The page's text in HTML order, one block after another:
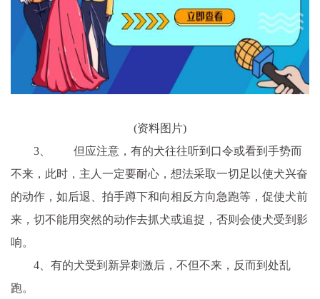
(资料图片)
3、 但应注意，有的犬往往听到口令或看到手势而
不来，此时，主人一定要耐心，想法采取一切足以使犬兴奋
的动作，如后退、拍手蹲下和向相反方向急跑等，促使犬前
来，切不能用突然的动作去抓犬或追捉，否则会使犬受到影
响。
4、有的犬受到新异刺激后，不但不来，反而到处乱
跑。